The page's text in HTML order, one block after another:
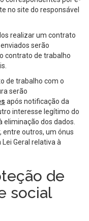
no site do responsável
realizar um contrato
serão
contrato de trabalho
de trabalho com o
serão
após notificação da
interesse legítimo do
dos dados.
entre outros, um ónus
Geral relativa à
de
social